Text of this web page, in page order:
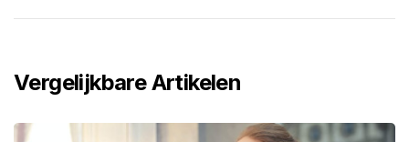
Vergelijkbare Artikelen